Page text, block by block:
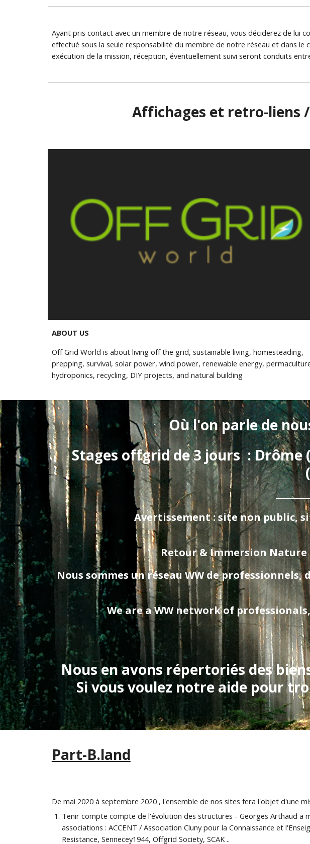
Ayant pris contact avec un membre de notre réseau, vous déciderez de lui
effectué sous la seule responsabilité du membre de notre réseau et dans
exécution de la mission, réception, éventuellement suivi seront conduits
Affichages et retro-liens
ABOUT US
Off Grid World is about living off the grid, sustainable living, homesteading,
prepping, survival, solar power, wind power, renewable energy,
hydroponics, recycling, DIY projects, and natural building
Où l'on parle de
Stages offgrid de 3 jours  :
Avertissement : site non public,
Retour & Immersion
Nous sommes un réseau WW de
We are a WW network of
Nous en avons répertoriés des
Si vous voulez notre aide pour
Part-B.land
De mai 2020 à septembre 2020 , l'ensemble de nos sites fera l'objet d'une
Tenir compte compte de l'évolution des structures - Georges Arthaud a
associations : ACCENT / Association Cluny pour la Connaissance et
Resistance, Sennecey1944, Offgrid Society, SCAK ..